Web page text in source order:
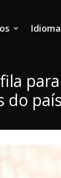
do país